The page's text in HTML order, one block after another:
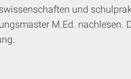
und
M.Ed.